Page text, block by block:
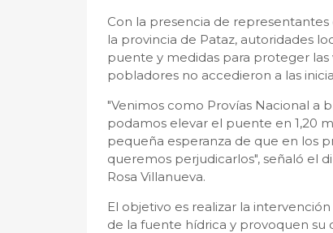
Con la presencia de representantes
la provincia de Pataz, autoridades
puente y medidas para proteger las
pobladores no accedieron a las
"Venimos como Provías Nacional a
podamos elevar el puente en 1,20
pequeña esperanza de que en los
queremos perjudicarlos", señaló el
Rosa Villanueva.
El objetivo es realizar la
de la fuente hídrica y provoquen